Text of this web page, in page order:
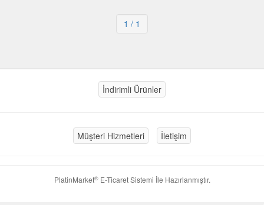
1 / 1
İndirimli Ürünler
Müşteri Hizmetleri İletişim
PlatinMarket®E-Ticaret Sistemi İle Hazırlanmıştır.